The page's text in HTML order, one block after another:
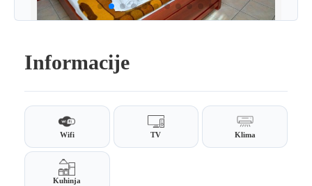
Informacije
Wifi TV Klima
Kuhinja